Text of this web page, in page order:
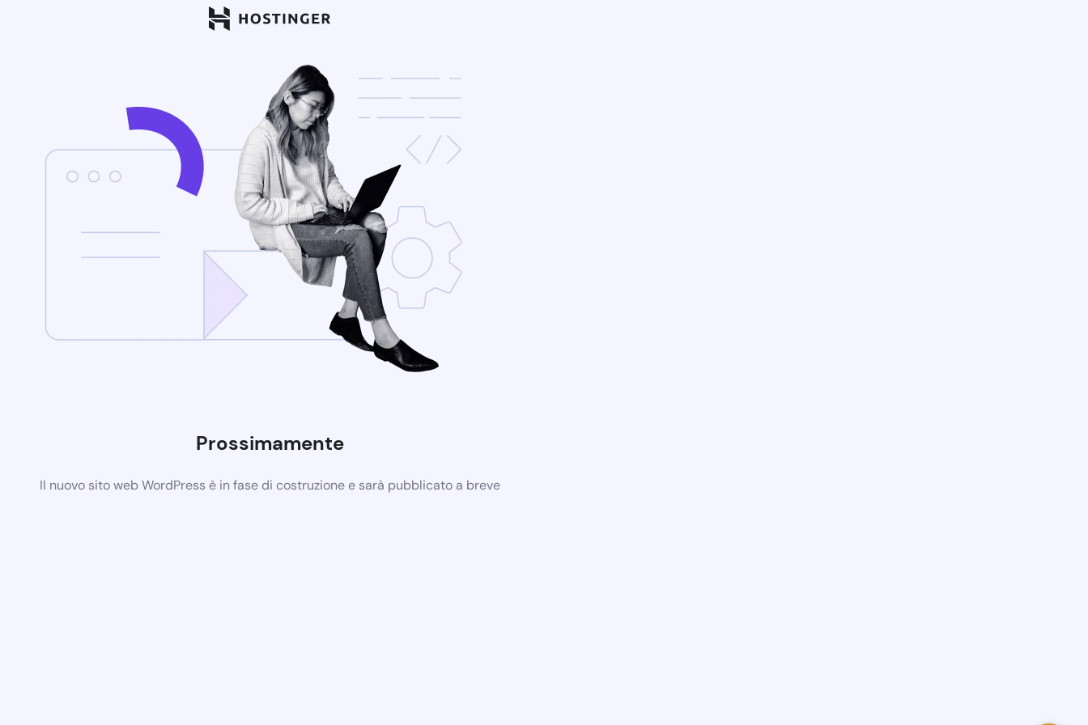
Prossimamente
Il nuovo sito web WordPress è in fase di costruzione e sarà pubblicato a breve